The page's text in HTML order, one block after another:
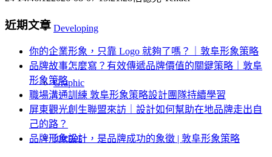
Developing
Graphic
Interior
近期文章
你的企業形象，只靠 Logo 就夠了嗎？｜敦阜形象策略
品牌故事怎麼寫？有效傳遞品牌價值的關鍵策略｜敦阜
形象策略
職場溝通訓練 敦阜形象策略設計團隊持續學習
屏東觀光創生聯盟來訪｜設計如何幫助在地品牌走出自
己的路？
品牌形象設計，是品牌成功的象徵 | 敦阜形象策略